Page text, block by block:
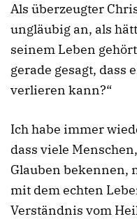
Als überzeugter
ungläubig an, als
seinem Leben
gerade gesagt, dass
verlieren kann?“
Ich habe immer
dass viele
Glauben bekennen,
mit dem echten
Verständnis vom